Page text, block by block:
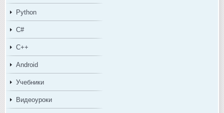
Python
C#
C++
Android
Учебники
Видеоуроки